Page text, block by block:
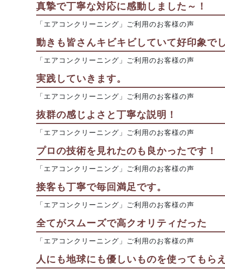
真摯で丁寧な対応に感動しました～！
「エアコンクリーニング」ご利用のお客様の声
動きも皆さんキビキビしていて好印象で
「エアコンクリーニング」ご利用のお客様の声
実践していきます。
「エアコンクリーニング」ご利用のお客様の声
抜群の感じよさと丁寧な説明！
「エアコンクリーニング」ご利用のお客様の声
プロの技術を見れたのも良かったです！
「エアコンクリーニング」ご利用のお客様の声
接客も丁寧で毎回満足です。
「エアコンクリーニング」ご利用のお客様の声
全てがスムーズで高クオリティだった
「エアコンクリーニング」ご利用のお客様の声
人にも地球にも優しいものを使ってもら